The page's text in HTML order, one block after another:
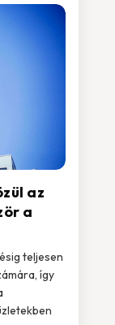
az
a
teljesen
így